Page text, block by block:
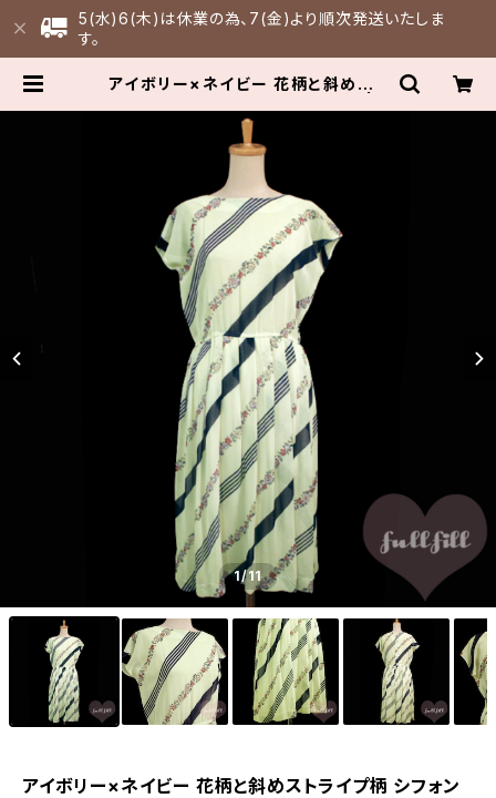
5(水)6(木)は休業の為、7(金)より順次発送いたしま
す。
アイボリー×ネイビー 花柄と斜めスト
ULLFILL
1/11
アイボリー×ネイビー 花柄と斜めストライプ柄 シフォン